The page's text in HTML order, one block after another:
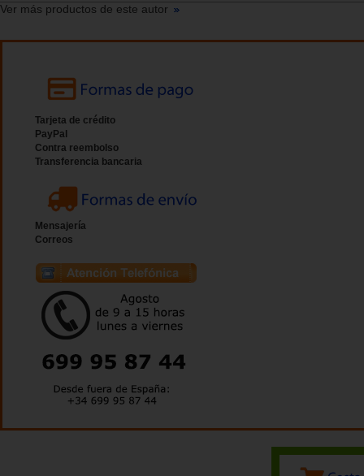
Ver más productos de este autor
Tarjeta de crédito
PayPal
Contra reembolso
Transferencia bancaria
Mensajería
Correos